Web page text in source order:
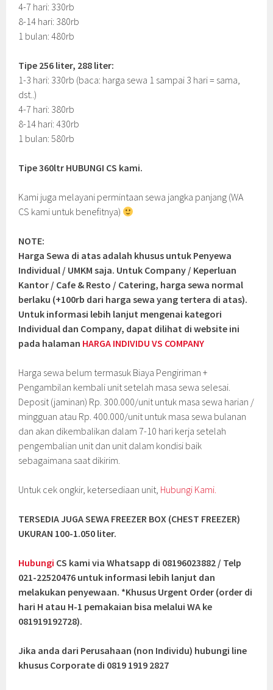
4-7 hari: 330rb
8-14 hari: 380rb
1 bulan: 480rb
Tipe 256 liter, 288 liter:
1-3 hari: 330rb (baca: harga sewa 1 sampai 3 hari = sama,
dst..)
4-7 hari: 380rb
8-14 hari: 430rb
1 bulan: 580rb
Tipe 360ltr HUBUNGI CS kami.
Kami juga melayani permintaan sewa jangka panjang (WA
CS kami untuk benefitnya)
NOTE:
Harga Sewa di atas adalah khusus untuk Penyewa
Individual / UMKM saja. Untuk Company / Keperluan
Kantor / Cafe & Resto / Catering, harga sewa normal
berlaku (+100rb dari harga sewa yang tertera di atas).
Untuk informasi lebih lanjut mengenai kategori
Individual dan Company, dapat dilihat di website ini
pada halaman HARGA INDIVIDU VS COMPANY
Harga sewa belum termasuk Biaya Pengiriman +
Pengambilan kembali unit setelah masa sewa selesai.
Deposit (jaminan) Rp. 300.000/unit untuk masa sewa harian /
mingguan atau Rp. 400.000/unit untuk masa sewa bulanan
dan akan dikembalikan dalam 7-10 hari kerja setelah
pengembalian unit dan unit dalam kondisi baik
sebagaimana saat dikirim.
Untuk cek ongkir, ketersediaan unit, Hubungi Kami.
TERSEDIA JUGA SEWA FREEZER BOX (CHEST FREEZER)
UKURAN 100-1.050 liter.
Hubungi CS kami via Whatsapp di 08196023882 / Telp
021-22520476 untuk informasi lebih lanjut dan
melakukan penyewaan. *Khusus Urgent Order (order di
hari H atau H-1 pemakaian bisa melalui WA ke
081919192728).
Jika anda dari Perusahaan (non Individu) hubungi line
khusus Corporate di 0819 1919 2827